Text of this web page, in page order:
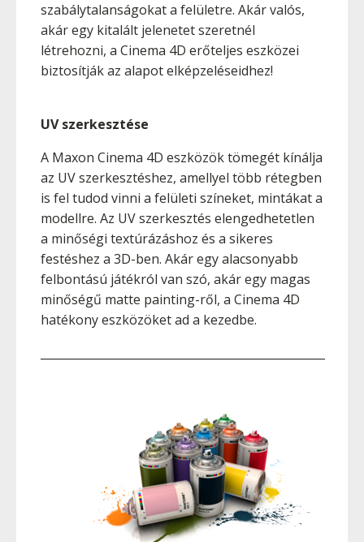
szabálytalanságokat a felületre. Akár valós,
akár egy kitalált jelenetet szeretnél
létrehozni, a Cinema 4D erőteljes eszközei
biztosítják az alapot elképzeléseidhez!
UV szerkesztése
A Maxon Cinema 4D eszközök tömegét kínálja
az UV szerkesztéshez, amellyel több rétegben
is fel tudod vinni a felületi színeket, mintákat a
modellre. Az UV szerkesztés elengedhetetlen
a minőségi textúrázáshoz és a sikeres
festéshez a 3D-ben. Akár egy alacsonyabb
felbontású játékról van szó, akár egy magas
minőségű matte painting-ről, a Cinema 4D
hatékony eszközöket ad a kezedbe.